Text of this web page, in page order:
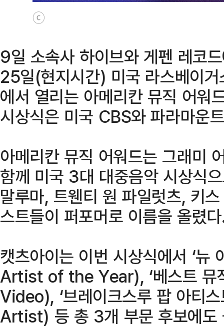
ⓒ
9일 소속사 하이브와 게펜 레코
25일(현지시간) 미국 라스베이
에서 열리는 아메리칸 뮤직 어워
시상식은 미국 CBS와 파라마운
아메리칸 뮤직 어워드는 그래미
함께 미국 3대 대중음악 시상식
말루마, 트웬티 원 파일럿츠, 키
스트들이 퍼포머로 이름을 올렸
캣츠아이는 이번 시상식에서 ‘뉴
Artist of the Year), ‘베스트 뮤
Video), ‘브레이크스루 팝 아티
Artist) 등 총 3개 부문 후보에도